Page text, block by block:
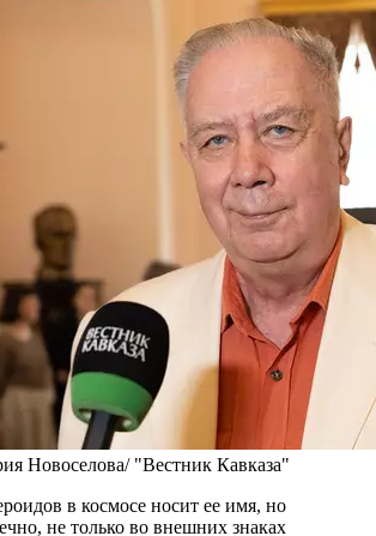
Новоселова/ "Вестник Кавказа"
в космосе носит ее имя, но
не только во внешних знаках